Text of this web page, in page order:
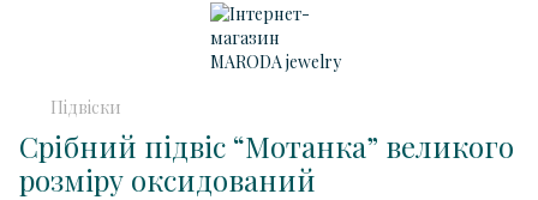
Підвіски
Срібний підвіс “Мотанка” великого
розміру оксидований